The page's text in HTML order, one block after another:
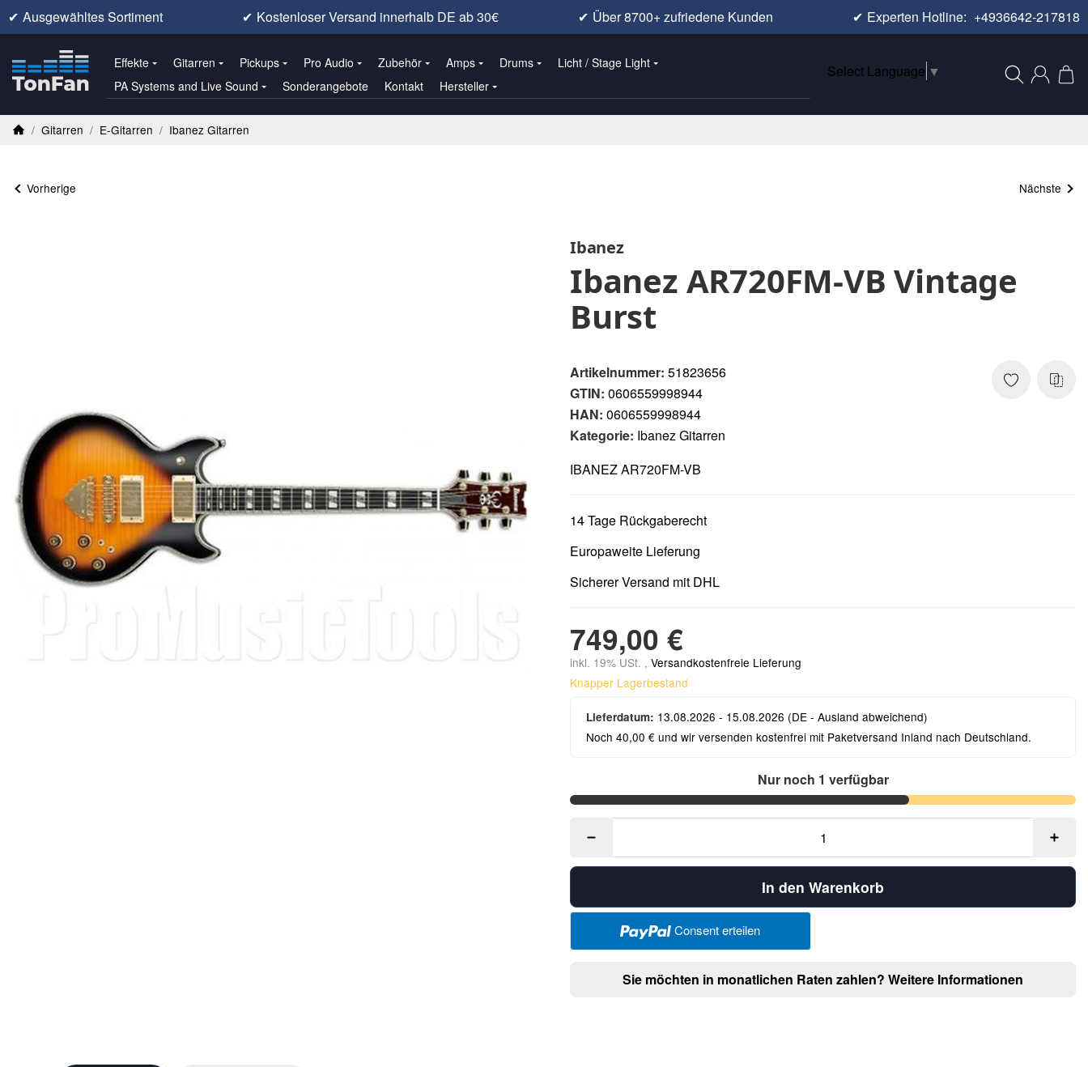
✔ Ausgewähltes Sortiment ✔ Kostenloser Versand innerhalb DE ab 30€ ✔ Über 8700+ zufriedene Kunden ✔ Experten Hotline: +4936642-217818
Effekte Gitarren Pickups Pro Audio Zubehör Amps Drums
Licht / Stage Light
PA Systems and Live Sound
Sonderangebote Kontakt Hersteller
Select Language ▼
/ Gitarren / E-Gitarren / Ibanez Gitarren
Vorherige Nächste
Ibanez
Ibanez AR720FM-VB Vintage
Burst
Artikelnummer: 51823656
GTIN: 0606559998944
HAN: 0606559998944
Kategorie: Ibanez Gitarren
IBANEZ AR720FM-VB
14 Tage Rückgaberecht
Europaweite Lieferung
Sicherer Versand mit DHL
749,00 €
inkl. 19% USt. , Versandkostenfreie Lieferung
Knapper Lagerbestand
Lieferdatum: 13.08.2026 - 15.08.2026 (DE - Ausland abweichend)
Noch 40,00 € und wir versenden kostenfrei mit Paketversand Inland nach Deutschland.
Nur noch 1 verfügbar
In den Warenkorb
Consent erteilen
Sie möchten in monatlichen Raten zahlen? Weitere Informationen